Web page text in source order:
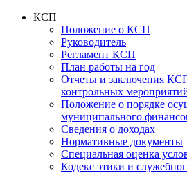
КСП
Положение о КСП
Руководитель
Регламент КСП
План работы на год
Отчеты и заключения
контрольных
Положение о порядке
муниципального
Сведения о доходах
Нормативные документы
Специальная оценка
Кодекс этики и